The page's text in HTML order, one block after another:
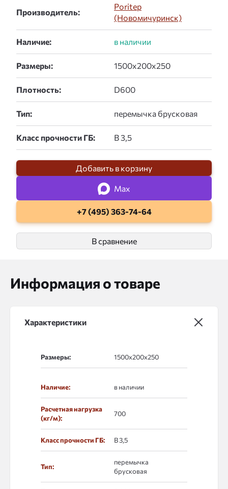
Производитель:
Poritep
(Новомичуринск)
Наличие:
Размеры:
Плотность:
Тип:
Класс прочности ГБ:
Добавить в корзину
Max
+7 (495) 363-74-64
В сравнение
Информация о товаре
Характеристики
Размеры:
Наличие: в наличии
Расчетная нагрузка
(кг/м):
700
Класс прочности ГБ: В 3,5
Тип:
перемычка
брусковая